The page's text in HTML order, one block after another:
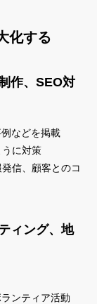
化する
作、SEO対
などを掲載
に対策
信、顧客とのコ
ィング、地
ンティア活動